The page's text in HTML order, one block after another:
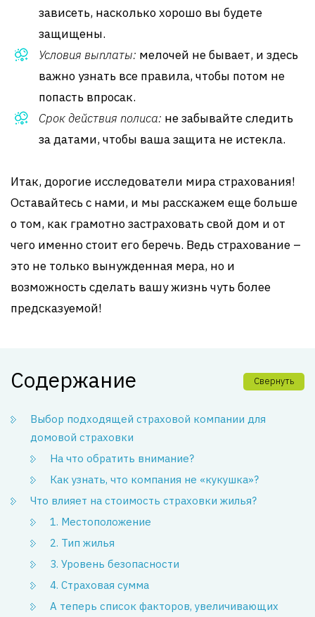
зависеть, насколько хорошо вы будете
защищены.
Условия выплаты: мелочей не бывает, и здесь
важно узнать все правила, чтобы потом не
попасть впросак.
Срок действия полиса: не забывайте следить
за датами, чтобы ваша защита не истекла.
Итак, дорогие исследователи мира страхования!
Оставайтесь с нами, и мы расскажем еще больше
о том, как грамотно застраховать свой дом и от
чего именно стоит его беречь. Ведь страхование –
это не только вынужденная мера, но и
возможность сделать вашу жизнь чуть более
предсказуемой!
Содержание Свернуть
Выбор подходящей страховой компании для
домовой страховки
На что обратить внимание?
Как узнать, что компания не «кукушка»?
Что влияет на стоимость страховки жилья?
1. Местоположение
2. Тип жилья
3. Уровень безопасности
4. Страховая сумма
А теперь список факторов, увеличивающих